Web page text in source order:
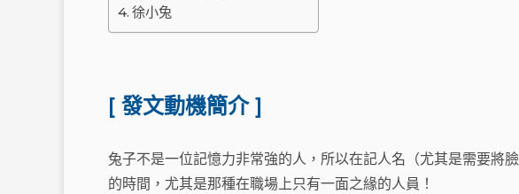
徐小兔
[ 發文動機簡介 ]
兔子不是一位記憶力非常強的人，所以在記人名（尤其是需要將
的時間，尤其是那種在職場上只有一面之緣的人員！